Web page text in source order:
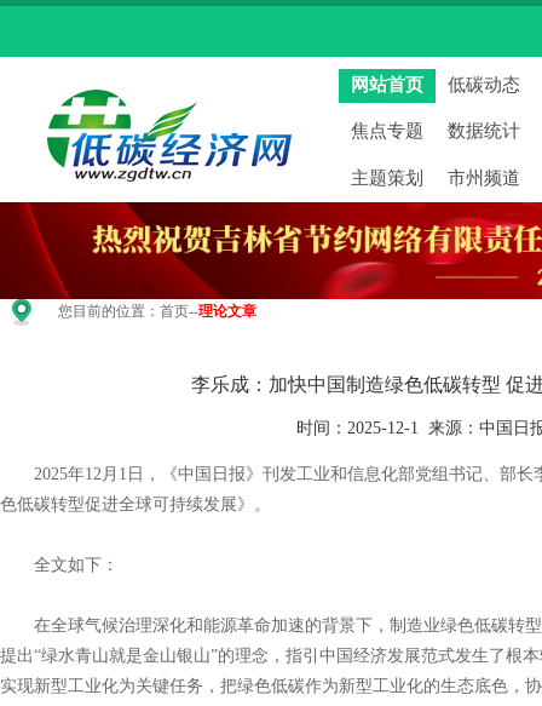
网站首页 低碳动态
焦点专题 数据统计
主题策划 市州频道
您目前的位置： 首页--理论文章
李乐成：加快中国制造绿色低碳转型 促
时间：2025-12-1 来源：中国
2025年12月1日，《中国日报》刊发工业和信息化部党组书记、部长
色低碳转型促进全球可持续发展》。
全文如下：
在全球气候治理深化和能源革命加速的背景下，制造业绿色低碳转
提出“绿水青山就是金山银山”的理念，指引中国经济发展范式发生了根
实现新型工业化为关键任务，把绿色低碳作为新型工业化的生态底色，